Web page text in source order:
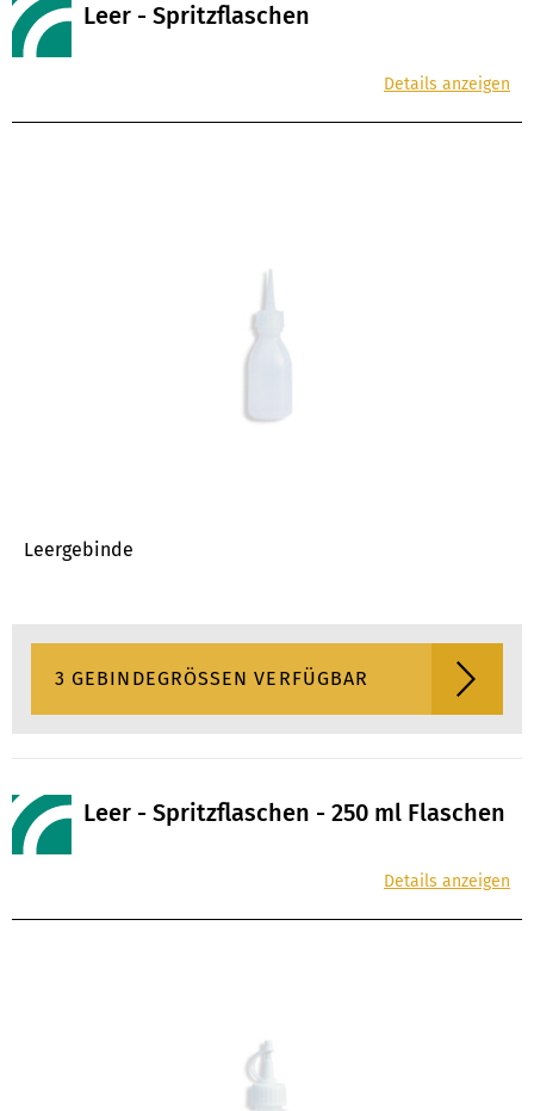
Leer - Spritzflaschen
Details anzeigen
Leergebinde
3 GEBINDEGRÖSSEN VERFÜGBAR
Leer - Spritzflaschen - 250 ml Flaschen
Details anzeigen